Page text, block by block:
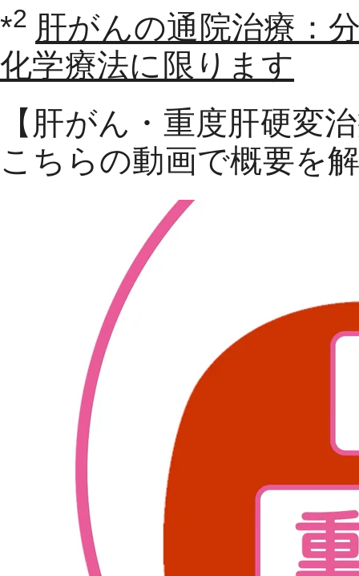
*2 肝がんの通院治療：
化学療法に限ります
【肝がん・重度肝硬変
こちらの動画で概要を